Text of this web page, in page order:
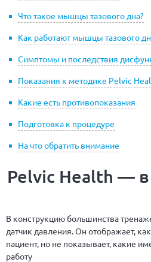
Что такое мышцы тазового дна?
Как работают мышцы тазового
Симптомы и последствия
Показания к методике Pelvic
Какие есть противопоказания
Подготовка к процедуре
На что обратить внимание
Pelvic Health — в
В конструкцию большинства
датчик давления. Он отображает,
пациент, но не показывает, какие
работу